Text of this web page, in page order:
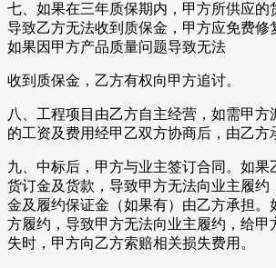
七、如果在三年质保期内，甲方所供应的
导致乙方无法收到质保金，甲方应免费修
如果因甲方产品质量问题导致无法
收到质保金，乙方有权向甲方追讨。
八、工程项目由乙方自主经营，如需甲方
的工资及费用经甲乙双方协商后，由乙方
九、中标后，甲方与业主签订合同。如果
货订金及货款，导致甲方无法向业主履约
金及履约保证金（如果有）由乙方承担。
方履约，导致甲方无法向业主履约，给甲
失时，甲方向乙方索赔相关损失费用。